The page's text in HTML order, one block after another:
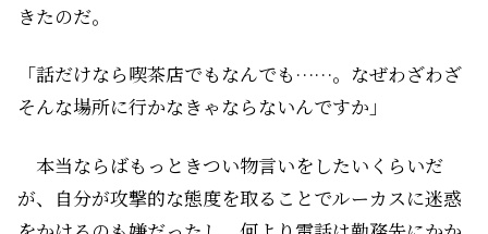
きたのだ。
「話だけなら喫茶店でもなんでも……。なぜわざわざ
そんな場所に行かなきゃならないんですか」
本当ならばもっときつい物言いをしたいくらいだ
が、自分が攻撃的な態度を取ることでルーカスに迷惑